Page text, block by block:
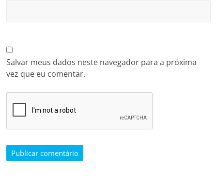
Salvar meus dados neste navegador para a próxima
vez que eu comentar.